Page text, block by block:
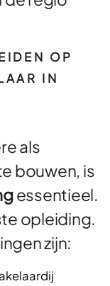
OP
IN
als
bouwen, is
essentieel.
opleiding.
zijn: